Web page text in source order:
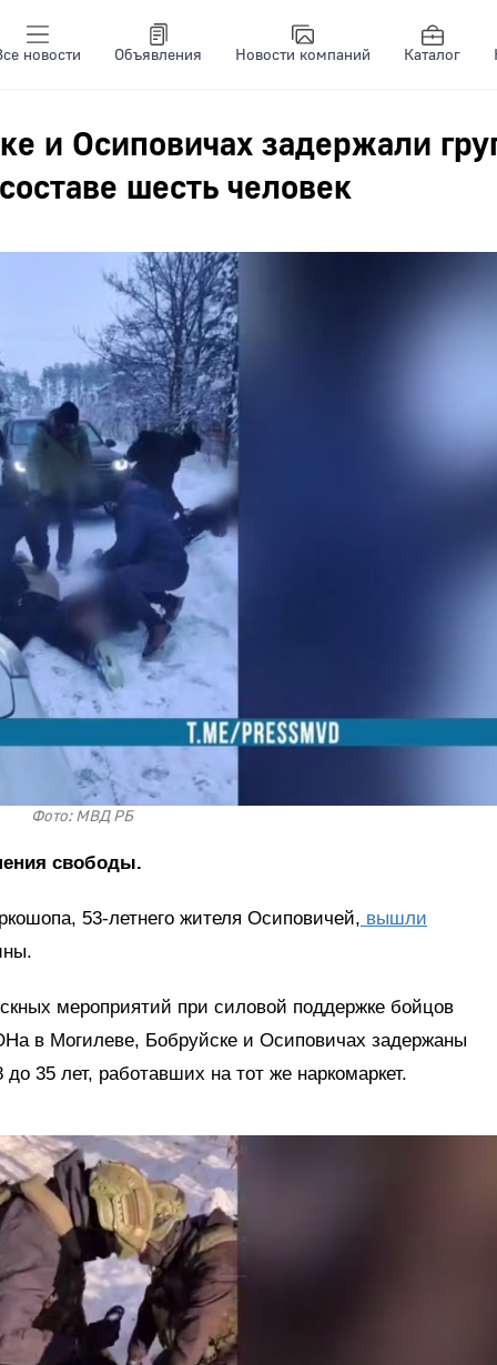
новости Объявления Новости компаний Каталог
и Осиповичах задержали
шесть человек
Фото: МВД РБ
свободы.
53-летнего жителя Осиповичей, вышли
мероприятий при силовой поддержке бойцов
в Могилеве, Бобруйске и Осиповичах задержаны
35 лет, работавших на тот же наркомаркет.